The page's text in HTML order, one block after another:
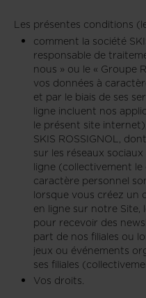
Les présentes conditions
comment la société
responsable de
nous » ou le « Groupe
vos données à
et par le biais de ses
ligne incluent nos
le présent site
SKIS ROSSIGNOL,
sur les réseaux
ligne (collectivement le
caractère personnel
lorsque vous créez un
en ligne sur notre Site,
pour recevoir des
part de nos filiales ou
jeux ou événements
ses filiales
Vos droits.